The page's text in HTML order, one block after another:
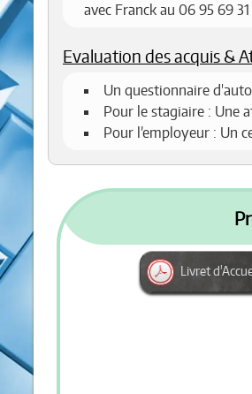
avec Franck au 06 95 69 31
Evaluation des acquis &
Un questionnaire
Pour le stagiaire : Une
Pour l’employeur : Un
Livret